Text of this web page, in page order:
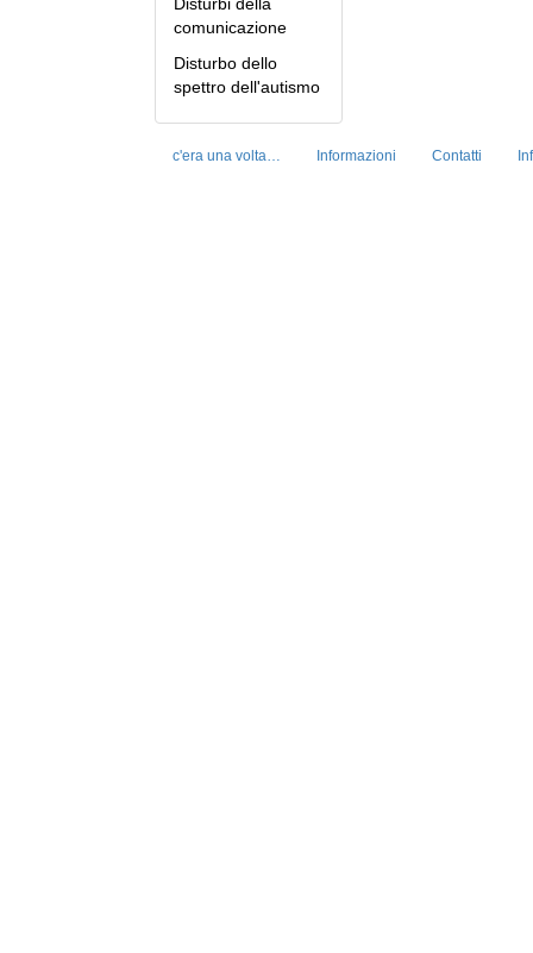
comunicazione
Disturbo dello
spettro dell'autismo
c'era una volta… Informazioni Contatti